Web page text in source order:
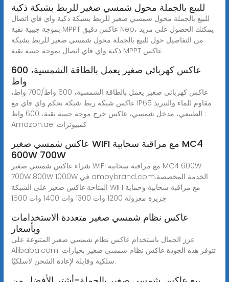
للبيع بالجملة محول شمسي صغير للربط بشبكة ذكية
للبيع بالجملة محول شمسي صغير للربط بشبكة ذكية واي فاي اتصال
بموجة جيبية نقية MPPT عاكس دقيق Nep، يمكنك الحصول على مزيد
من التفاصيل حول للبيع بالجملة محول شمسي صغير للربط بشبكة
ذكية واي فاي اتصال بموجة جيبية نقية MPPT عاكس
عاكس كهربائي صغير يعمل بالطاقة الشمسية، 600
واط
عاكس كهربائي صغير يعمل بالطاقة الشمسية، 600 واط/700 واط،
عاكس شبكة ربط شبكة تحكم واي فاي مع IP65 مقاوم للماء والتبريد
الطبيعي، مدخل شمسي، عاكس خرج موجة جيبية نقية، 600 واط :
Amazon.ae: كمبيوترات
عاكس شمسي صغير WIFI مع مراقبة سحابية MC4
600W 700W
شراء عاكس شمسي صغير WIFI مع مراقبة سحابية MC4 600W
700W 800W 1000W في amoybrand.com.الخدمة المخصصة
المتاحة.عاكس صغير على الشبكة WIFI مع مراقبة سحابية وحماية
جزيرة معزولة 1200 وات 1300 وات 1400 وات 1500
عاكس نظام شمسي صغير متعددة الاستخدامات
وبأسعار
عزز الجمال باستخدام عاكس نظام شمسي صغير المتنوعة على
Alibaba.com. تتوفر هذه الجودة عاكس نظام شمسي صغير بخيارات
سلكية وقابلة لإعادة الشحن لاسلكيًا.